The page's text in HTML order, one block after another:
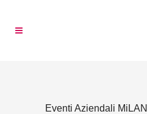
Eventi Aziendali